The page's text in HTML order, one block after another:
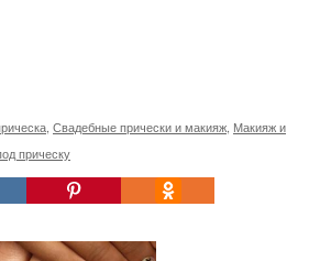
, Свадебные прически и макияж, Макияж и
прическу